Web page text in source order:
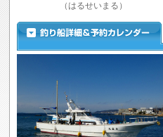
（はるせいまる）